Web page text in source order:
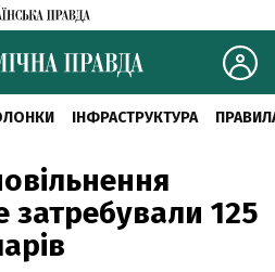
ІНФРАСТРУКТУРА
затребували 125